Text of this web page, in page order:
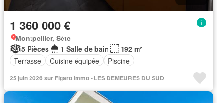
1 360 000 €
Montpellier, Sète
5 Pièces
1 Salle de bain
192 m²
Terrasse
Cuisine équipée Piscine
25 juin 2026 sur Figaro Immo - LES DEMEURES DU SUD